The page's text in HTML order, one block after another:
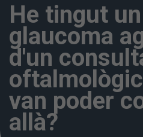
He tingut
glaucoma
d'un
van poder
allà?
Cookiesper a més
“Acceptar” s'entén que ha
la instal·lació i ús de les
configurar-les o rebutjar-
informació”.